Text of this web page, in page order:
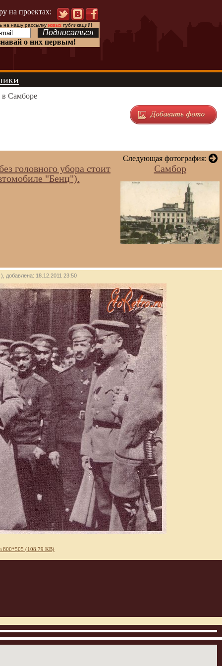
на проектах:
на нашу рассылку новыхпубликаций!
о них первым!
Самборе
головного убора стоит
"Бенц").
Следующая фотография:
Самбор
), добавлена: 18.12.2011 23:50
800*505 (108.79 KB)